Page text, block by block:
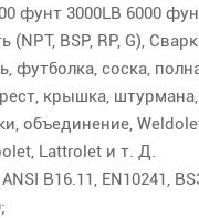
фунт 3000LB 6000
(NPT, BSP, RP, G),
футболка, соска,
крышка,
объединение,
Lattrolet и т. Д.
B16.11, EN10241,